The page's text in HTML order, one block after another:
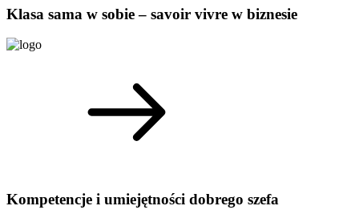
Klasa sama w sobie – savoir vivre w biznesie
Kompetencje i umiejętności dobrego szefa